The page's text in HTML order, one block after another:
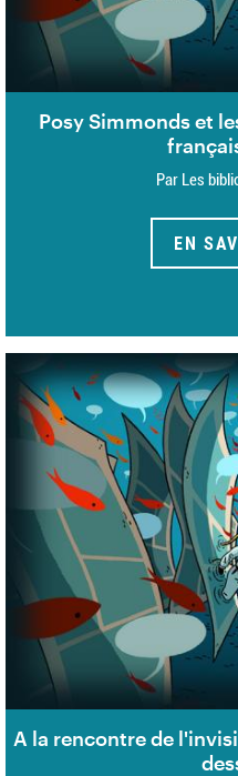
Posy Simmonds et
Par Les
EN
A la rencontre de